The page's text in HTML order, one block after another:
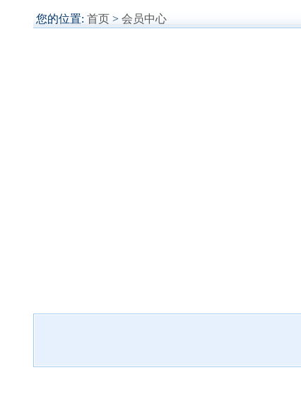
您的位置: 首页> 会员中心